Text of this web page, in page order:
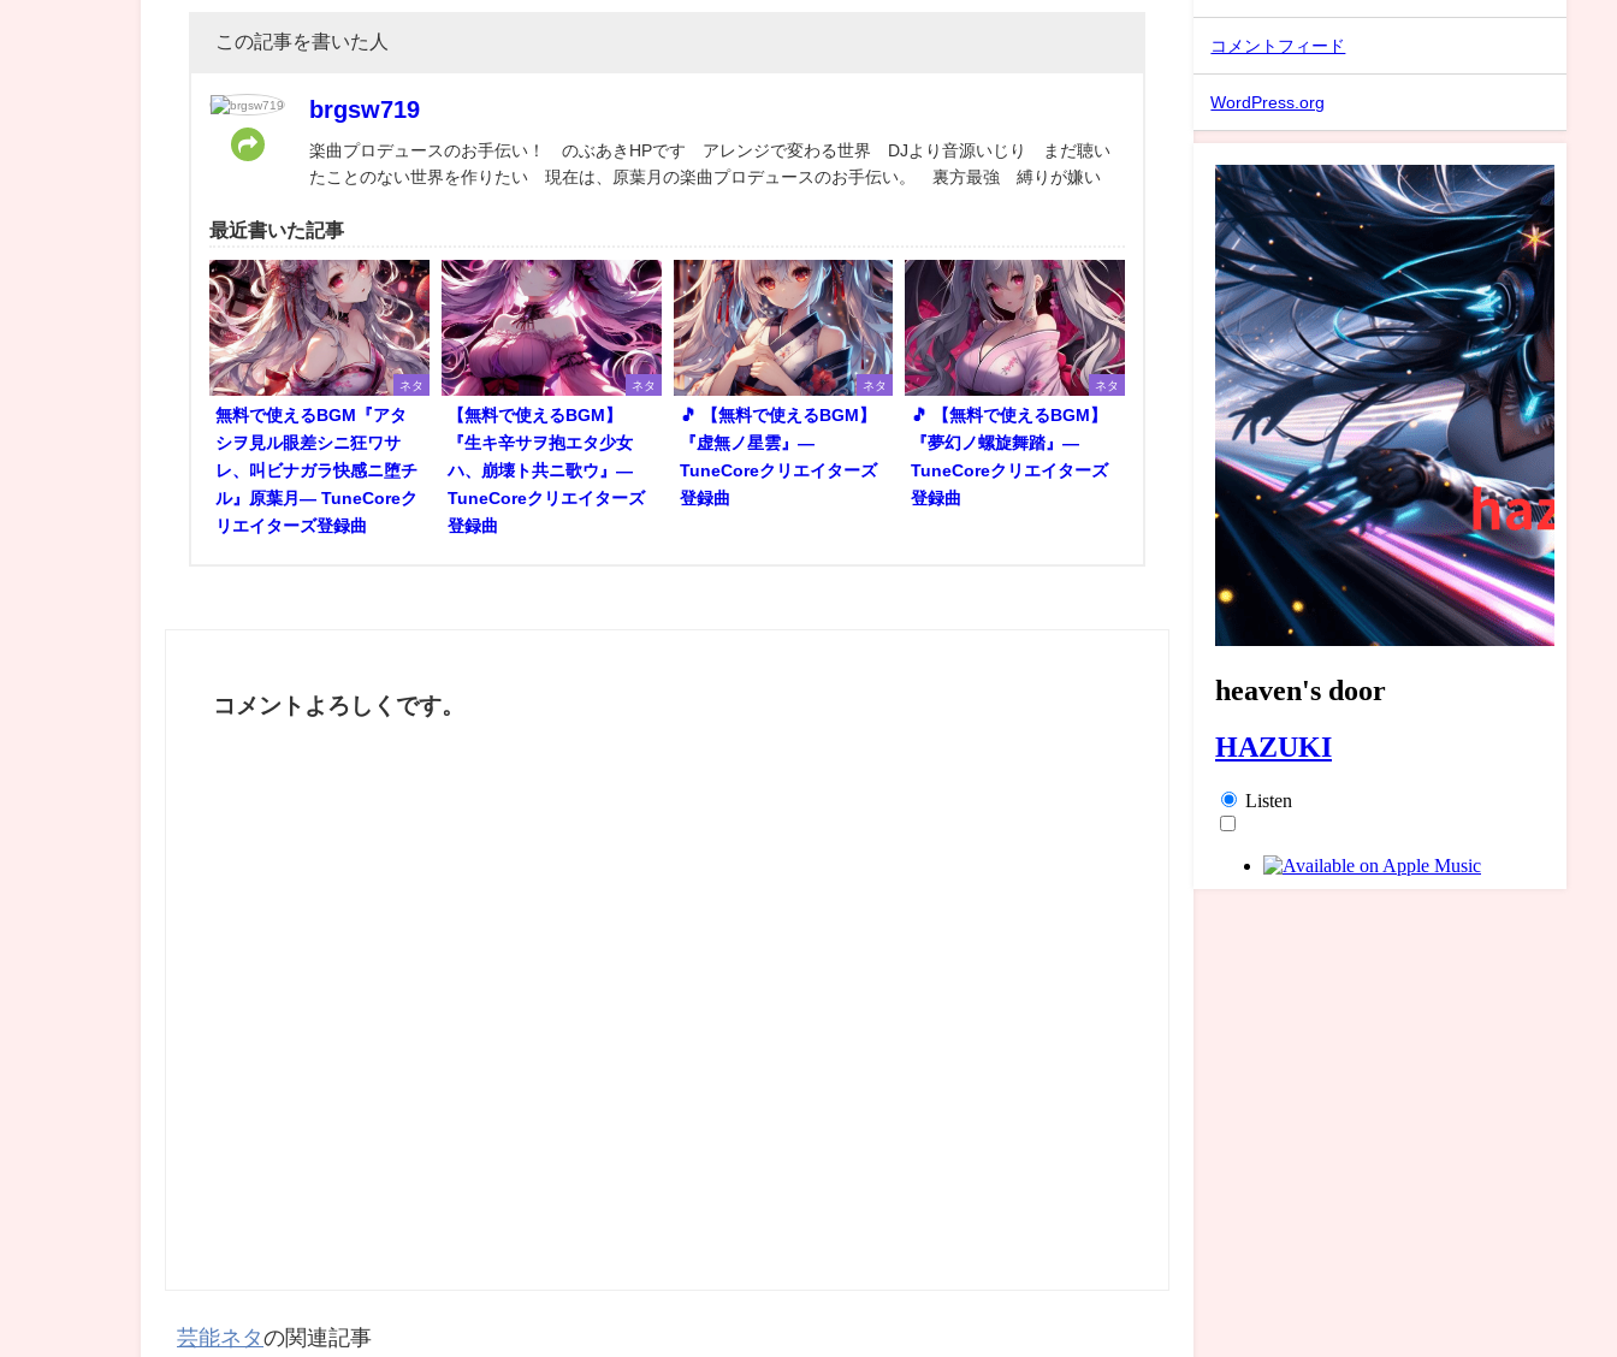
この記事を書いた人
brgsw719
楽曲プロデュースのお手伝い！ のぶあきHPです アレンジで変わる世界 DJより音源いじり まだ聴い
たことのない世界を作りたい 現在は、原葉月の楽曲プロデュースのお手伝い。 裏方最強 縛りが嫌い
最近書いた記事
ネタ
無料で使えるBGM『アタ
シヲ見ル眼差シニ狂ワサ
レ、叫ビナガラ快感ニ堕チ
ル』原葉月― TuneCoreク
リエイターズ登録曲
ネタ
【無料で使えるBGM】
『生キ辛サヲ抱エタ少女
ハ、崩壊ト共ニ歌ウ』―
TuneCoreクリエイターズ
登録曲
ネタ
🎵 【無料で使えるBGM】
『虚無ノ星雲』―
TuneCoreクリエイターズ
登録曲
ネタ
🎵 【無料で使えるBGM】
『夢幻ノ螺旋舞踏』―
TuneCoreクリエイターズ
登録曲
コメントよろしくです。
芸能ネタの関連記事
コメントフィード
WordPress.org